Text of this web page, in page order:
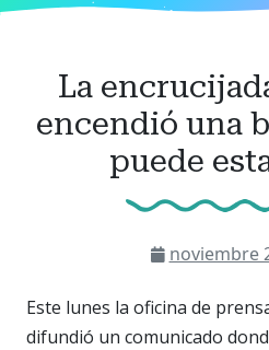
La
encendió una
puede
noviembre
Este lunes la oficina de
difundió un comunicado